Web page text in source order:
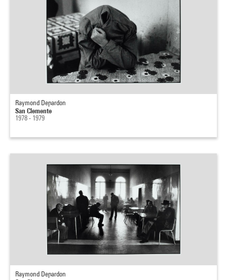
Raymond Depardon
San Clemente
1978 - 1979
Raymond Depardon